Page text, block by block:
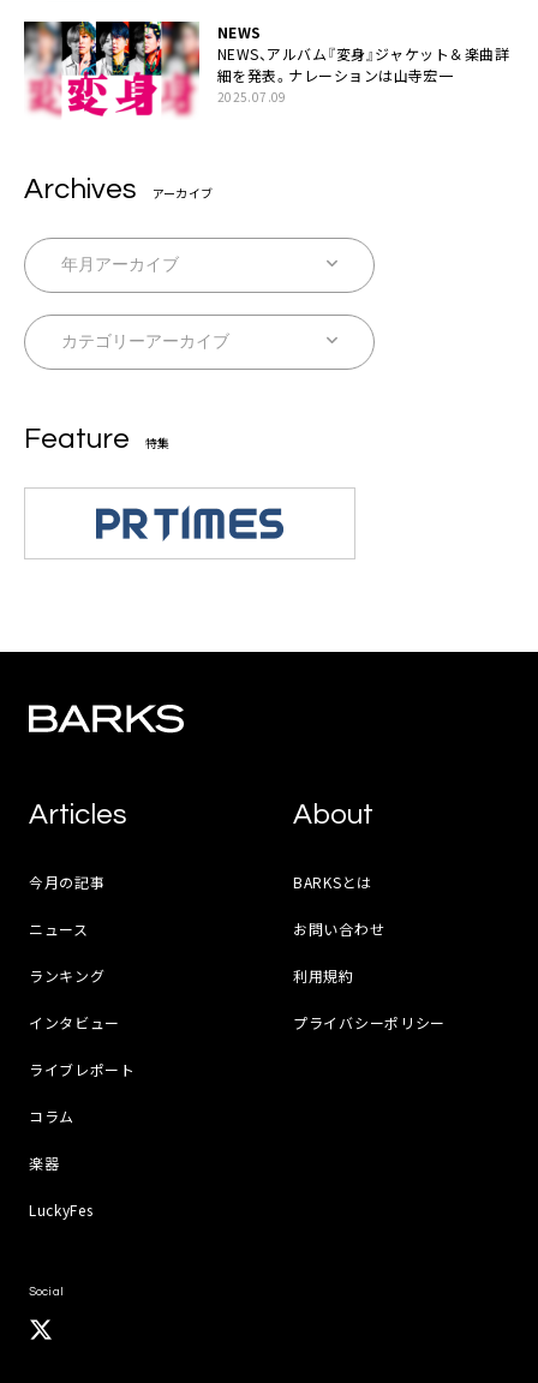
NEWS
NEWS、アルバム『変身』ジャケット＆楽曲詳
細を発表。ナレーションは⼭寺宏⼀
2025.07.09
Archives アーカイブ
Feature 特集
Articles
今月の記事
ニュース
ランキング
インタビュー
ライブレポート
コラム
楽器
LuckyFes
About
BARKSとは
お問い合わせ
利用規約
プライバシーポリシー
Social